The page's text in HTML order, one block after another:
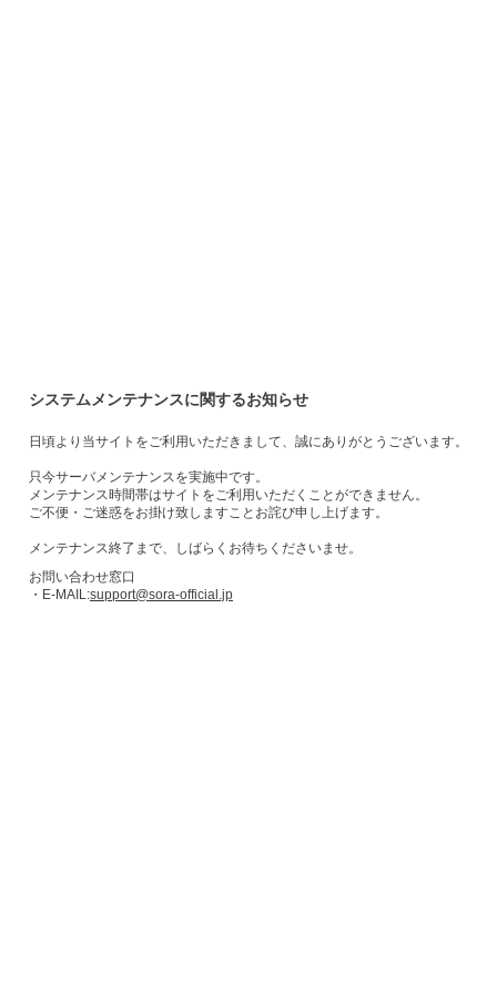
システムメンテナンスに関するお知らせ
日頃より当サイトをご利用いただきまして、誠にありがとうございます。
只今サーバメンテナンスを実施中です。
メンテナンス時間帯はサイトをご利用いただくことができません。
ご不便・ご迷惑をお掛け致しますことお詫び申し上げます。
メンテナンス終了まで、しばらくお待ちくださいませ。
お問い合わせ窓口
・E-MAIL:support@sora-official.jp